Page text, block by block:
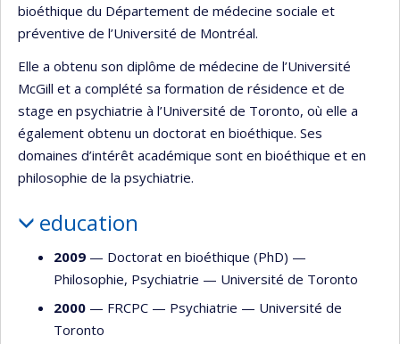
bioéthique du Département de médecine sociale et
préventive de l’Université de Montréal.
Elle a obtenu son diplôme de médecine de l’Université
McGill et a complété sa formation de résidence et de
stage en psychiatrie à l’Université de Toronto, où elle a
également obtenu un doctorat en bioéthique. Ses
domaines d’intérêt académique sont en bioéthique et en
philosophie de la psychiatrie.
education
2009 — Doctorat en bioéthique (PhD) —
Philosophie, Psychiatrie — Université de Toronto
2000 — FRCPC — Psychiatrie — Université de
Toronto